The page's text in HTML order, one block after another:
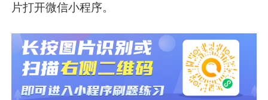
片打开微信小程序。